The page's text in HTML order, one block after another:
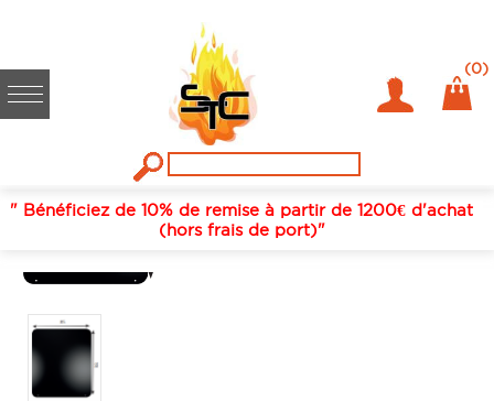
(0)
" Bénéficiez de 10% de remise à partir de 1200€ d'achat
(hors frais de port)"
Fumisterie / conduits de fumées
murale et plancher
PLAQUE DE PROTECTION PLANCHER 85X98
CARREE NOIRE